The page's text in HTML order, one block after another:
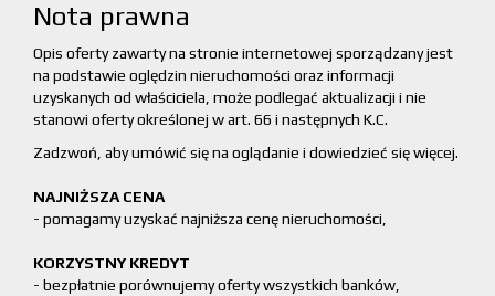
Nota prawna
Opis oferty zawarty na stronie internetowej sporządzany jest
na podstawie oględzin nieruchomości oraz informacji
uzyskanych od właściciela, może podlegać aktualizacji i nie
stanowi oferty określonej w art. 66 i następnych K.C.
Zadzwoń, aby umówić się na oglądanie i dowiedzieć się więcej.
NAJNIŻSZA CENA
- pomagamy uzyskać najniższa cenę nieruchomości,
KORZYSTNY KREDYT
- bezpłatnie porównujemy oferty wszystkich banków,